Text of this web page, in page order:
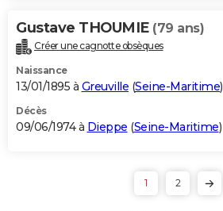
Gustave THOUMIE (79 ans)
Créer une cagnotte obsèques
Naissance
13/01/1895 à Greuville (Seine-Maritime)
Décès
09/06/1974 à Dieppe (Seine-Maritime)
1 2